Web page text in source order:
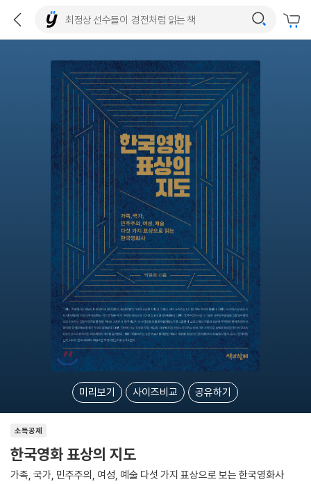
미리보기 사이즈비교 공유하기
소득공제
한국영화 표상의 지도
가족, 국가, 민주주의, 여성, 예술 다섯 가지 표상으로 보는 한국영화사